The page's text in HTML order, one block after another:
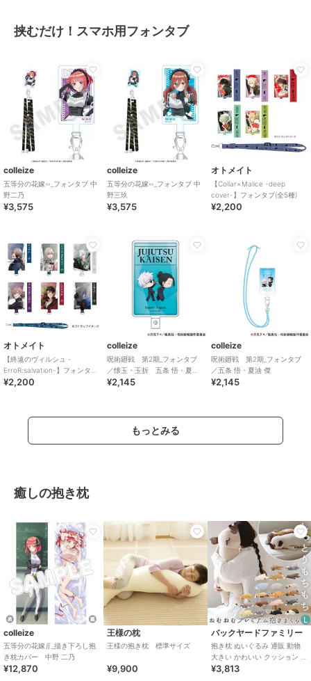
挟むだけ！スマホ用フォンタブ
colleize
五等分の花嫁∽_フォンタブ 中
野二乃
¥3,575
colleize
五等分の花嫁∽_フォンタブ 中
野三玖
¥3,575
オトメイト
【Collar×Malice -deep
cover-】フォンタブ(全5種)
¥2,200
オトメイト
【終遠のヴィルシュ -
ErroR:salvation-】フォンタブ
(全6種)
¥2,200
colleize
呪術廻戦 第2期_フォンタブ
／懐玉・玉折 五条 悟・夏油
傑 B
¥2,145
colleize
呪術廻戦 第2期_フォンタブ
／五条 悟・夏油 傑
¥2,145
もっとみる
癒しの抱き枕
colleize
五等分の花嫁∬_描き下ろし抱
き枕カバー 中野 二乃
¥12,870
王様の枕
王様の抱き枕 標準サイズ
¥9,900
バックヤードファミリー
抱き枕 ぬいぐるみ 通販 動物
大きい かわいい クッション 子
供 マクラ キッズ 寝具 子供
¥3,813